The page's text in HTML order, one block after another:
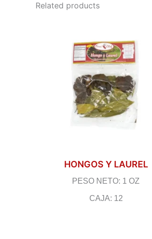
Related products
HONGOS Y LAUREL
PESO NETO: 1 OZ
CAJA: 12